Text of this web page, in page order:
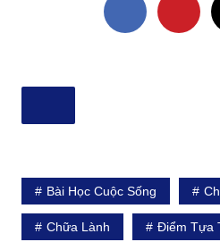
Bài Học Cuộc Sống
Chữa Lành Điểm Tựa